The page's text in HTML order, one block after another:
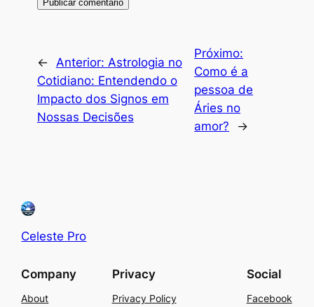
← Anterior: Astrologia no
Cotidiano: Entendendo o
Impacto dos Signos em
Nossas Decisões
Próximo:
Como é a
pessoa de
Áries no
amor?
→
Celeste Pro
Company
About
Privacy
Privacy Policy
Social
Facebook